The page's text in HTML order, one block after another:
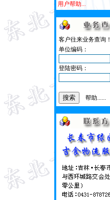
用户帮助...
客户往来业务查询！
单位编码：
登陆密码：
帮助......